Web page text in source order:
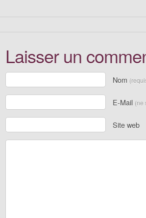
Laisser un
Nom
E-Mail (ne
Site web